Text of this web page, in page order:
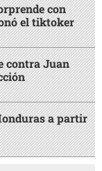
con
el tiktoker
contra Juan
a partir